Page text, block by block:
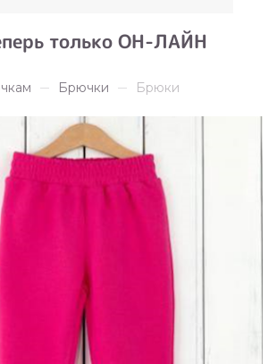
только ОН-ЛАЙН
Брючки Брюки